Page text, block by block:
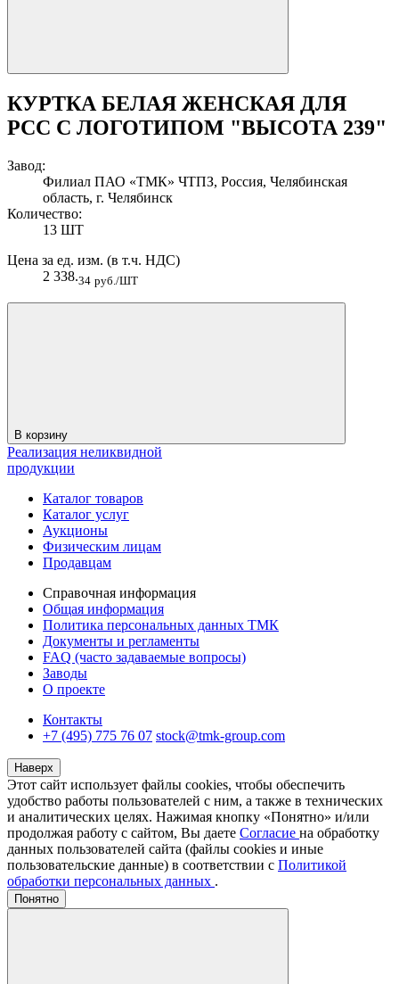
КУРТКА БЕЛАЯ ЖЕНСКАЯ ДЛЯ
РСС С ЛОГОТИПОМ "ВЫСОТА 239"
Завод:
Филиал ПАО «ТМК» ЧТПЗ, Россия, Челябинская
область, г. Челябинск
Количество:
13 ШТ
Цена за ед. изм. (в т.ч. НДС)
2 338.34 руб./ШТ
В корзину
Реализация неликвидной
продукции
Каталог товаров
Каталог услуг
Аукционы
Физическим лицам
Продавцам
Справочная информация
Общая информация
Политика персональных данных ТМК
Документы и регламенты
FAQ (часто задаваемые вопросы)
Заводы
О проекте
Контакты
+7 (495) 775 76 07 stock@tmk-group.com
Наверх
Этот сайт использует файлы cookies, чтобы обеспечить
удобство работы пользователей с ним, а также в технических
и аналитических целях. Нажимая кнопку «Понятно» и/или
продолжая работу с сайтом, Вы даете Согласие на обработку
данных пользователей сайта (файлы cookies и иные
пользовательские данные) в соответствии с Политикой
обработки персональных данных .
Понятно